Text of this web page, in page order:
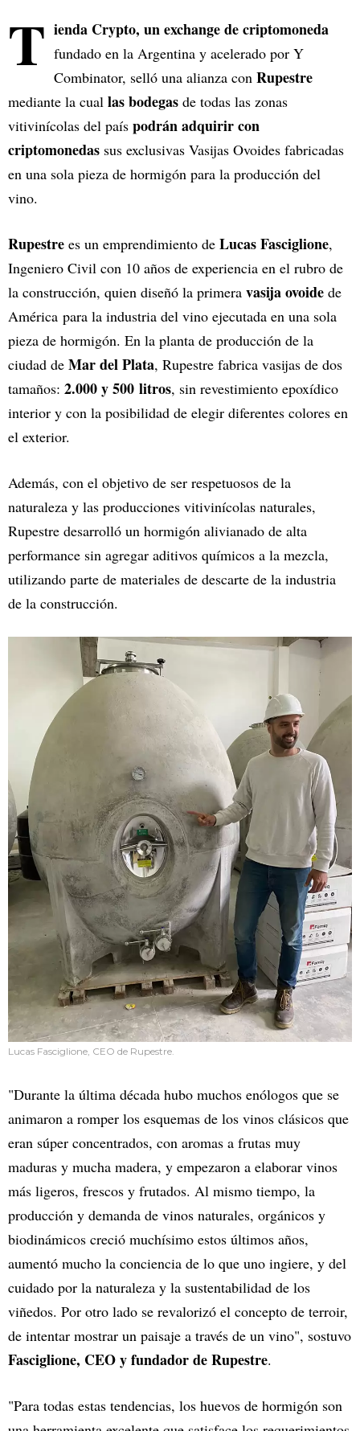
T ienda Crypto, un exchange de criptomoneda
fundado en la Argentina y acelerado por Y
Combinator, selló una alianza con Rupestre
mediante la cual las bodegas de todas las zonas
vitivinícolas del país podrán adquirir con
criptomonedas sus exclusivas Vasijas Ovoides fabricadas
en una sola pieza de hormigón para la producción del
vino.
Rupestre es un emprendimiento de Lucas Fasciglione,
Ingeniero Civil con 10 años de experiencia en el rubro de
la construcción, quien diseñó la primera vasija ovoide de
América para la industria del vino ejecutada en una sola
pieza de hormigón. En la planta de producción de la
ciudad de Mar del Plata, Rupestre fabrica vasijas de dos
tamaños: 2.000 y 500 litros, sin revestimiento epoxídico
interior y con la posibilidad de elegir diferentes colores en
el exterior.
Además, con el objetivo de ser respetuosos de la
naturaleza y las producciones vitivinícolas naturales,
Rupestre desarrolló un hormigón alivianado de alta
performance sin agregar aditivos químicos a la mezcla,
utilizando parte de materiales de descarte de la industria
de la construcción.
Lucas Fasciglione, CEO de Rupestre.
"Durante la última década hubo muchos enólogos que se
animaron a romper los esquemas de los vinos clásicos que
eran súper concentrados, con aromas a frutas muy
maduras y mucha madera, y empezaron a elaborar vinos
más ligeros, frescos y frutados. Al mismo tiempo, la
producción y demanda de vinos naturales, orgánicos y
biodinámicos creció muchísimo estos últimos años,
aumentó mucho la conciencia de lo que uno ingiere, y del
cuidado por la naturaleza y la sustentabilidad de los
viñedos. Por otro lado se revalorizó el concepto de terroir,
de intentar mostrar un paisaje a través de un vino", sostuvo
Fasciglione, CEO y fundador de Rupestre.
"Para todas estas tendencias, los huevos de hormigón son